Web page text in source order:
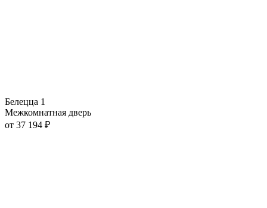
Белецца 1
Межкомнатная дверь
от 37 194 ₽